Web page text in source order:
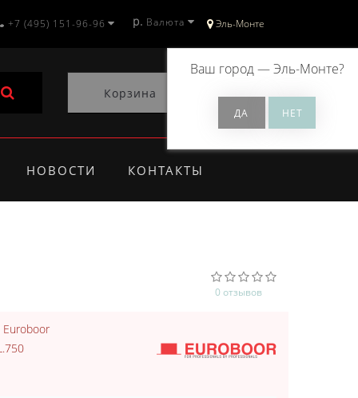
Эль-Монте
Ваш город —Эль-Монте?
+7 (495) 151-96-96 р. Валюта
Корзина 0
НОВОСТИ КОНТАКТЫ
0 отзывов
Euroboor